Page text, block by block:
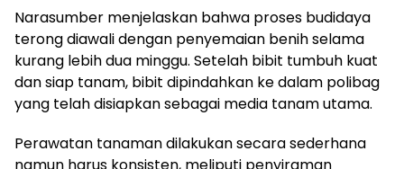
Narasumber menjelaskan bahwa proses budidaya
terong diawali dengan penyemaian benih selama
kurang lebih dua minggu. Setelah bibit tumbuh kuat
dan siap tanam, bibit dipindahkan ke dalam polibag
yang telah disiapkan sebagai media tanam utama.
Perawatan tanaman dilakukan secara sederhana